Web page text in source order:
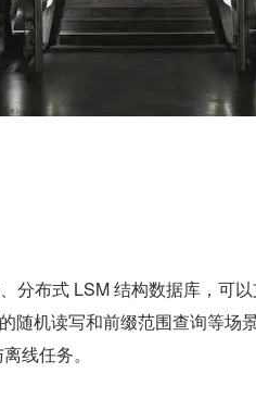
分布式 LSM 结构数据库，可
随机读写和前缀范围查询等场
线任务。